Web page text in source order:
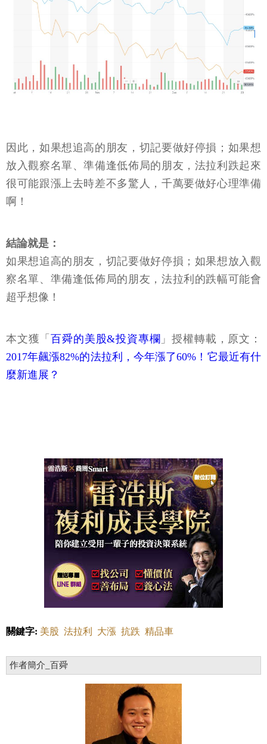
因此，如果想追高的朋友，切記要做好停損；如果想
放入觀察名單、準備逢低佈局的朋友，法拉利跌起來
很可能跟漲上去時差不多驚人，千萬要做好心理準備
啊！
結論就是：
如果想追高的朋友，切記要做好停損；如果想放入觀
察名單、準備逢低佈局的朋友，法拉利的跌幅可能會
超乎想像！
本文獲「百舜的美股&投資專欄 」授權轉載，原文：
2017年飆漲82%的法拉利，今年漲了60%！它最近有什
麼新進展？
關鍵字: 美股 法拉利 大漲 抗跌 精品車
作者簡介_百舜